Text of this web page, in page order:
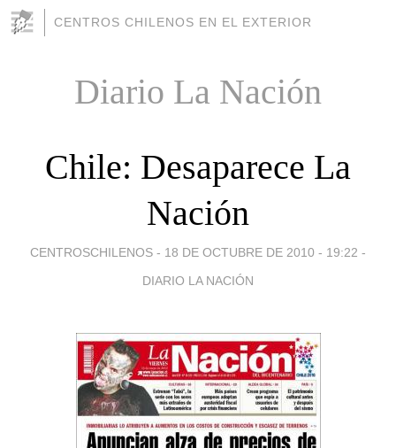
CENTROS CHILENOS EN EL EXTERIOR
Diario La Nación
Chile: Desaparece La
Nación
CENTROSCHILENOS - 18 DE OCTUBRE DE 2010 - 19:22 -
DIARIO LA NACIÓN